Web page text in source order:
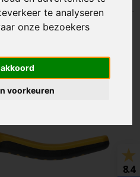
te analyseren
onze bezoekers
voorkeuren
8.4